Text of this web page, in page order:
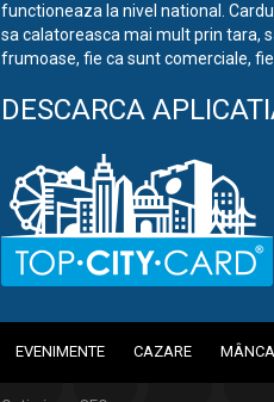
functioneaza la nivel national.
sa calatoreasca mai mult prin tara,
frumoase, fie ca sunt comerciale,
DESCARCA
EVENIMENTE CAZARE